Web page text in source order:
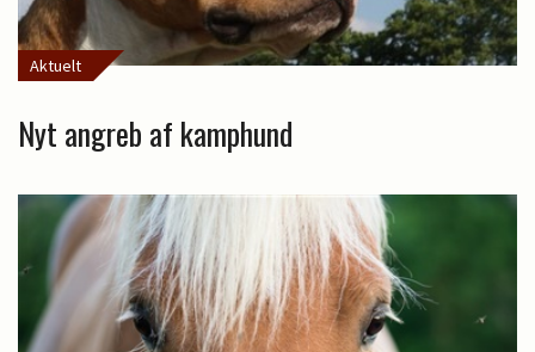
Aktuelt
Nyt angreb af kamphund